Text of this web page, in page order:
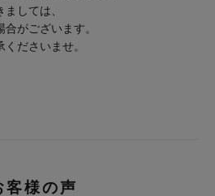
しては、
がございます。
ださいませ。